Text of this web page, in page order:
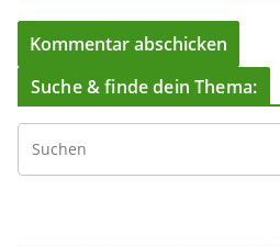
Suche & finde dein Thema: